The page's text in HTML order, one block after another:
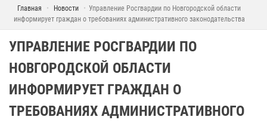
Главная Новости
Управление Росгвардии по Новгородской области
информирует граждан о требованиях административного законодательства
УПРАВЛЕНИЕ РОСГВАРДИИ ПО
НОВГОРОДСКОЙ ОБЛАСТИ
ИНФОРМИРУЕТ ГРАЖДАН О
ТРЕБОВАНИЯХ АДМИНИСТРАТИВНОГО